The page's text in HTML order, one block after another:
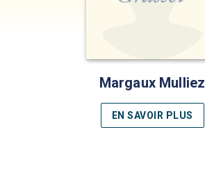
Margaux Mulliez
EN SAVOIR PLUS